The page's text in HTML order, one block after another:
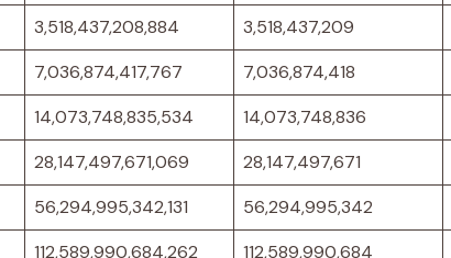
3,518,437,208,884 3,518,437,209
7,036,874,417,767 7,036,874,418
14,073,748,835,534 14,073,748,836
28,147,497,671,069 28,147,497,671
56,294,995,342,131 56,294,995,342
112,589,990,684,262 112,589,990,684